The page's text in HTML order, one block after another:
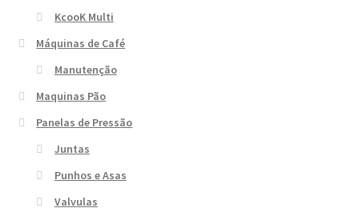
KcooK Multi
Máquinas de Café
Manutenção
Maquinas Pão
Panelas de Pressão
Juntas
Punhos e Asas
Valvulas